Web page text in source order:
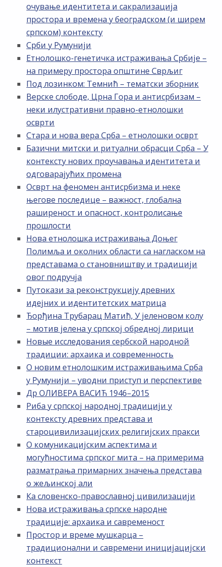
очување идентитета и сакрализација
простора и времена у београдском (и ширем
српском) контексту
Срби у Румунији
Етнолошко-генетичка истраживања Србије –
на примеру простора општине Сврљиг
Под лозинком: Темнић – тематски зборник
Верске слободе, Црна Гора и антисрбизам –
неки илустративни правно-етнолошки
осврти
Стара и нова вера Срба – етнолошки осврт
Базични митски и ритуални обрасци Срба – У
контексту нових проучавања идентитета и
одговарајућих промена
Осврт на феномен антисрбизма и неке
његове последице – важност, глобална
раширеност и опасност, контролисање
прошлости
Нова етнолошка истраживања Доњег
Полимља и околних области са нагласком на
представама о становништву и традицији
овог подручја
Путокази за реконструкцију древних
идејних и идентитетских матрица
Ђорђина Трубарац Матић, У јеленовом колу
– мотив јелена у српској обредној лирици
Новые исследования сербской народной
традиции: архаика и современность
О новим етнолошким истраживањима Срба
у Румунији – уводни приступ и перспективе
Др ОЛИВЕРА ВАСИЋ 1946–2015
Риба у српској народној традицији у
контексту древних представа и
староцивилизацијских религијских пракси
О комуникацијским аспектима и
могућностима српског мита – на примерима
разматрања примарних значења представа
о жељинској али
Ка словенско-православној цивилизацији
Нова истраживања српске народне
традиције: архаика и савременост
Простор и време мушкарца –
традиционални и савремени иницијацијски
контекст